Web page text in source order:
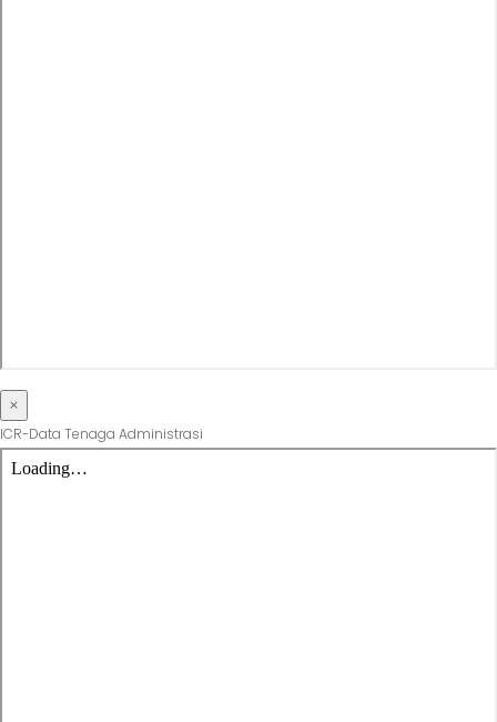
×
ICR-Data Tenaga Administrasi